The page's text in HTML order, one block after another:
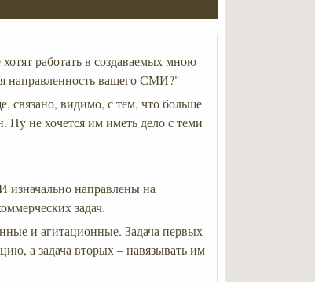
работать в создаваемых мною
направленность вашего СМИ?"
связано, видимо, с тем, что больше
не хочется им иметь дело с теми
изначально направлены на
задач.
и агитационные. Задача первых
а задача вторых – навязывать им